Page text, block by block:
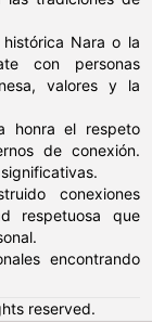
Nara o la
con personas
valores y la
honra el respeto
de conexión.
conexiones
respetuosa que
encontrando
reserved.